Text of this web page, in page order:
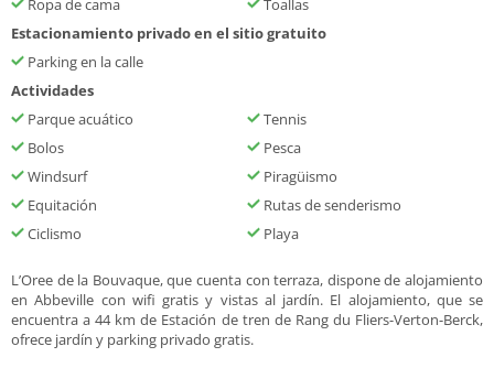
Ropa de cama
Toallas
Estacionamiento privado en el sitio gratuito
Parking en la calle
Actividades
Parque acuático
Tennis
Bolos
Pesca
Windsurf
Piragüismo
Equitación
Rutas de senderismo
Ciclismo
Playa
L’Oree de la Bouvaque, que cuenta con terraza, dispone de alojamiento
en Abbeville con wifi gratis y vistas al jardín. El alojamiento, que se
encuentra a 44 km de Estación de tren de Rang du Fliers-Verton-Berck,
ofrece jardín y parking privado gratis.